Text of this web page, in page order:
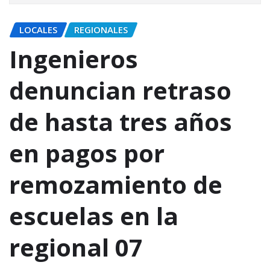
LOCALES REGIONALES
Ingenieros
denuncian retraso
de hasta tres años
en pagos por
remozamiento de
escuelas en la
regional 07